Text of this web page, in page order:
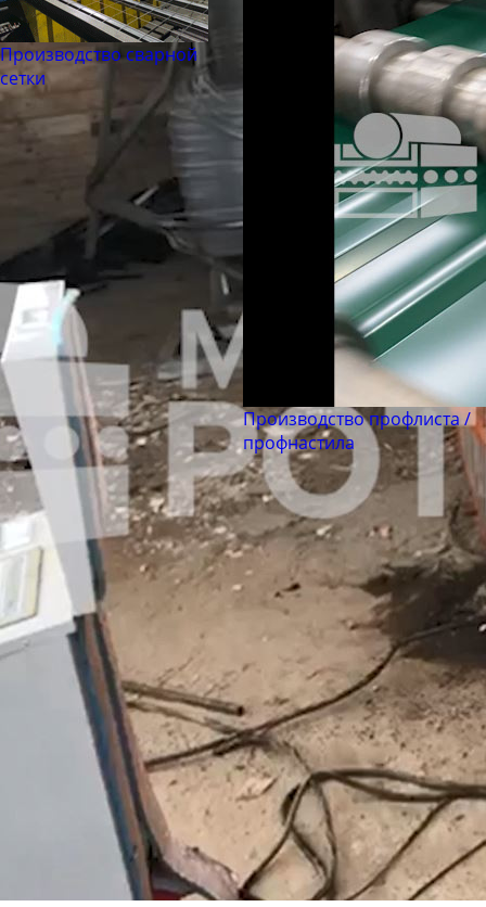
Круг стальной горячекатаный 260
Круг стальной горячекатаный 270
Круг стальной горячекатаный 280
Круг стальной горячекатаный 290
Круг стальной горячекатаный 300
Производство сварной
сетки
Производство профлиста /
профнастила